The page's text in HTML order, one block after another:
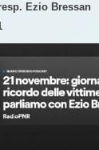
Ezio Bressan